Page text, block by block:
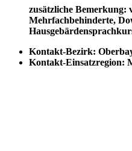
zusätzliche
Mehrfachbehinderte,
Kontakt-Bezirk:
Kontakt-Einsatzregion: